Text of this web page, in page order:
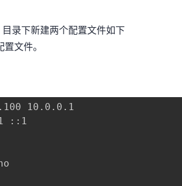
录下新建两个配置文件如下
文件。
10.0.0.1
::1